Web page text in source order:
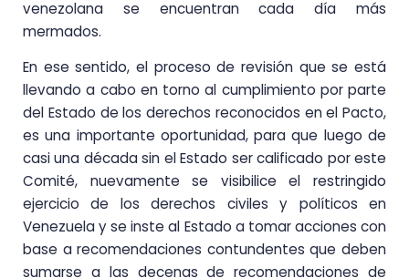
venezolana se encuentran cada día más
mermados.
En ese sentido, el proceso de revisión que se está
llevando a cabo en torno al cumplimiento por parte
del Estado de los derechos reconocidos en el Pacto,
es una importante oportunidad, para que luego de
casi una década sin el Estado ser calificado por este
Comité, nuevamente se visibilice el restringido
ejercicio de los derechos civiles y políticos en
Venezuela y se inste al Estado a tomar acciones con
base a recomendaciones contundentes que deben
sumarse a las decenas de recomendaciones de